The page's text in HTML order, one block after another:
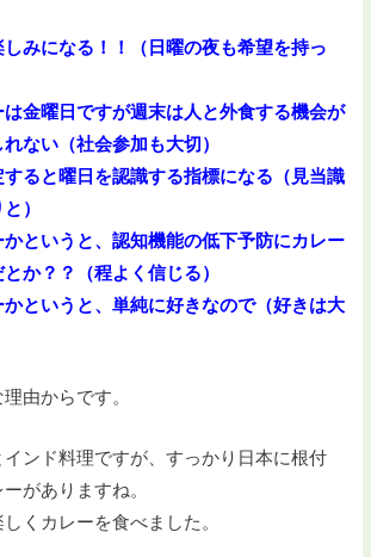
しみになる！！（日曜の夜も希望を持っ
金曜日ですが週末は人と外食する機会が
ない（社会参加も大切）
ると曜日を認識する指標になる（見当識
）
というと、認知機能の低下予防にカレー
か？？（程よく信じる）
というと、単純に好きなので（好きは大
由からです。
ンド料理ですが、すっかり日本に根付
がありますね。
くカレーを食べました。